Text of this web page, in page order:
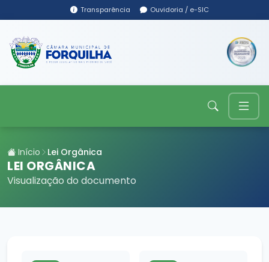
Transparência Ouvidoria / e-SIC
Início Lei Orgânica
LEI ORGÂNICA
Visualização do documento